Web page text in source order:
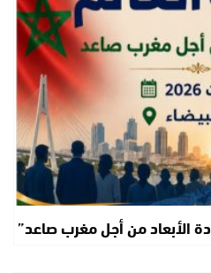
الأبعاد من أجل مغرب صاعد”